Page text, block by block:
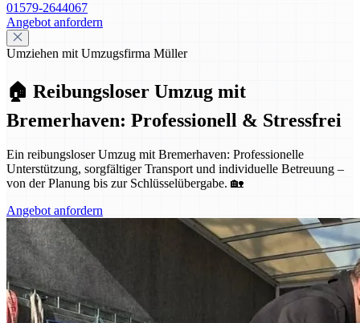
01579-2644067
Angebot anfordern
Umziehen mit Umzugsfirma Müller
🏠 Reibungsloser Umzug mit
Bremerhaven: Professionell & Stressfrei
Ein reibungsloser Umzug mit Bremerhaven: Professionelle
Unterstützung, sorgfältiger Transport und individuelle Betreuung –
von der Planung bis zur Schlüsselübergabe. 🏡
Angebot anfordern